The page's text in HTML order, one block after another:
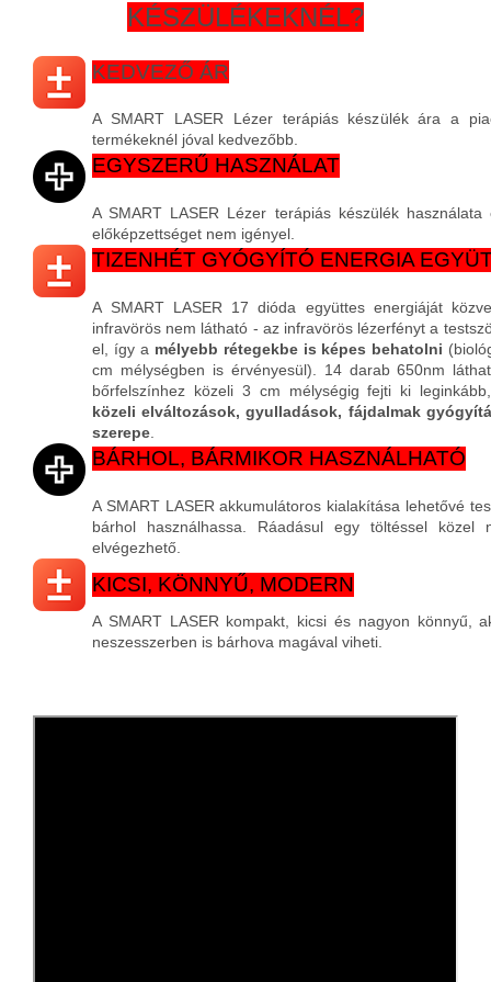
KÉSZÜLÉKEKNÉL?
KEDVEZŐ ÁR
A SMART LASER Lézer terápiás készülék ára a
termékeknél jóval kedvezőbb.
EGYSZERŰ HASZNÁLAT
A SMART LASER Lézer terápiás készülék használata
előképzettséget nem igényel.
TIZENHÉT GYÓGYÍTÓ ENERGIA
A SMART LASER 17 dióda együttes energiáját
infravörös nem látható - az infravörös lézerfényt a
el, így a mélyebb rétegekbe is képes behatolni
cm mélységben is érvényesül). 14 darab 650nm
bőrfelszínhez közeli 3 cm mélységig fejti ki
közeli elváltozások, gyulladások, fájdalmak
szerepe
BÁRHOL, BÁRMIKOR HASZNÁLHATÓ
A SMART LASER akkumulátoros kialakítása lehetővé
bárhol használhassa. Ráadásul egy töltéssel közel
elvégezhető.
KICSI, KÖNNYŰ, MODERN
A SMART LASER kompakt, kicsi és nagyon könnyű,
neszesszerben is bárhova magával viheti.